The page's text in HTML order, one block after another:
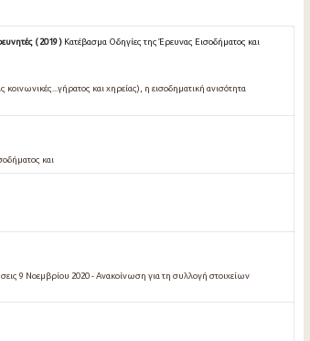
( 2019 ) Κατέβασμα Οδηγίες της Έρευνας Εισοδήματος και
κοινωνικές...γήρατος και χηρείας), η εισοδηματική ανισότητα
και
9 Νοεμβρίου 2020 - Ανακοίνωση για τη συλλογή στοιχείων